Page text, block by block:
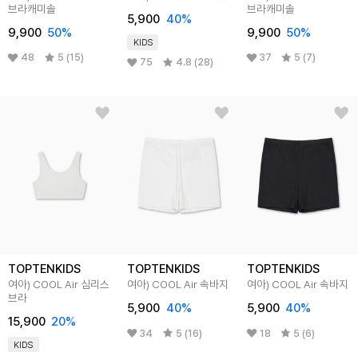
브라캐미솔
9,900 50%
48 5 (15)
5,900 40%
KIDS
75 4.8 (28)
브라캐미솔
9,900 50%
37 5 (7)
TOPTENKIDS
여아) COOL Air 심리스
브라
15,900 20%
KIDS
TOPTENKIDS
여아) COOL Air 속바지
5,900 40%
34 5 (16)
TOPTENKIDS
여아) COOL Air 속바지
5,900 40%
18 5 (6)